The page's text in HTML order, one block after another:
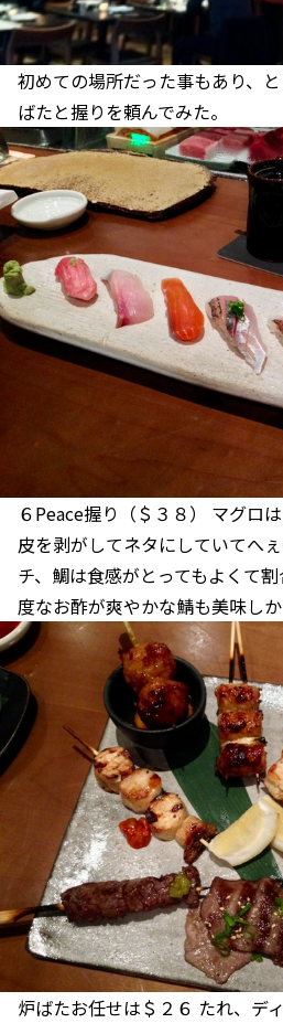
初めての場所だった事もあり、
ばたと握りを頼んでみた。
６Peace握り（＄３８） マグロ
皮を剥がしてネタにしていてへ
チ、鯛は食感がとってもよくて
度なお酢が爽やかな鯖も美味しか
炉ばたお任せは＄２６ たれ、デ